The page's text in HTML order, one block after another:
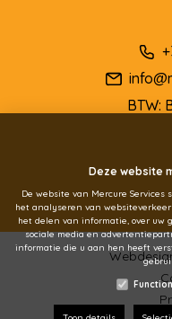
BTW:
Deze website
De website van Mercure
het analyseren van
het delen van informatie, over uw
sociale media en
informatie die u aan hen heeft